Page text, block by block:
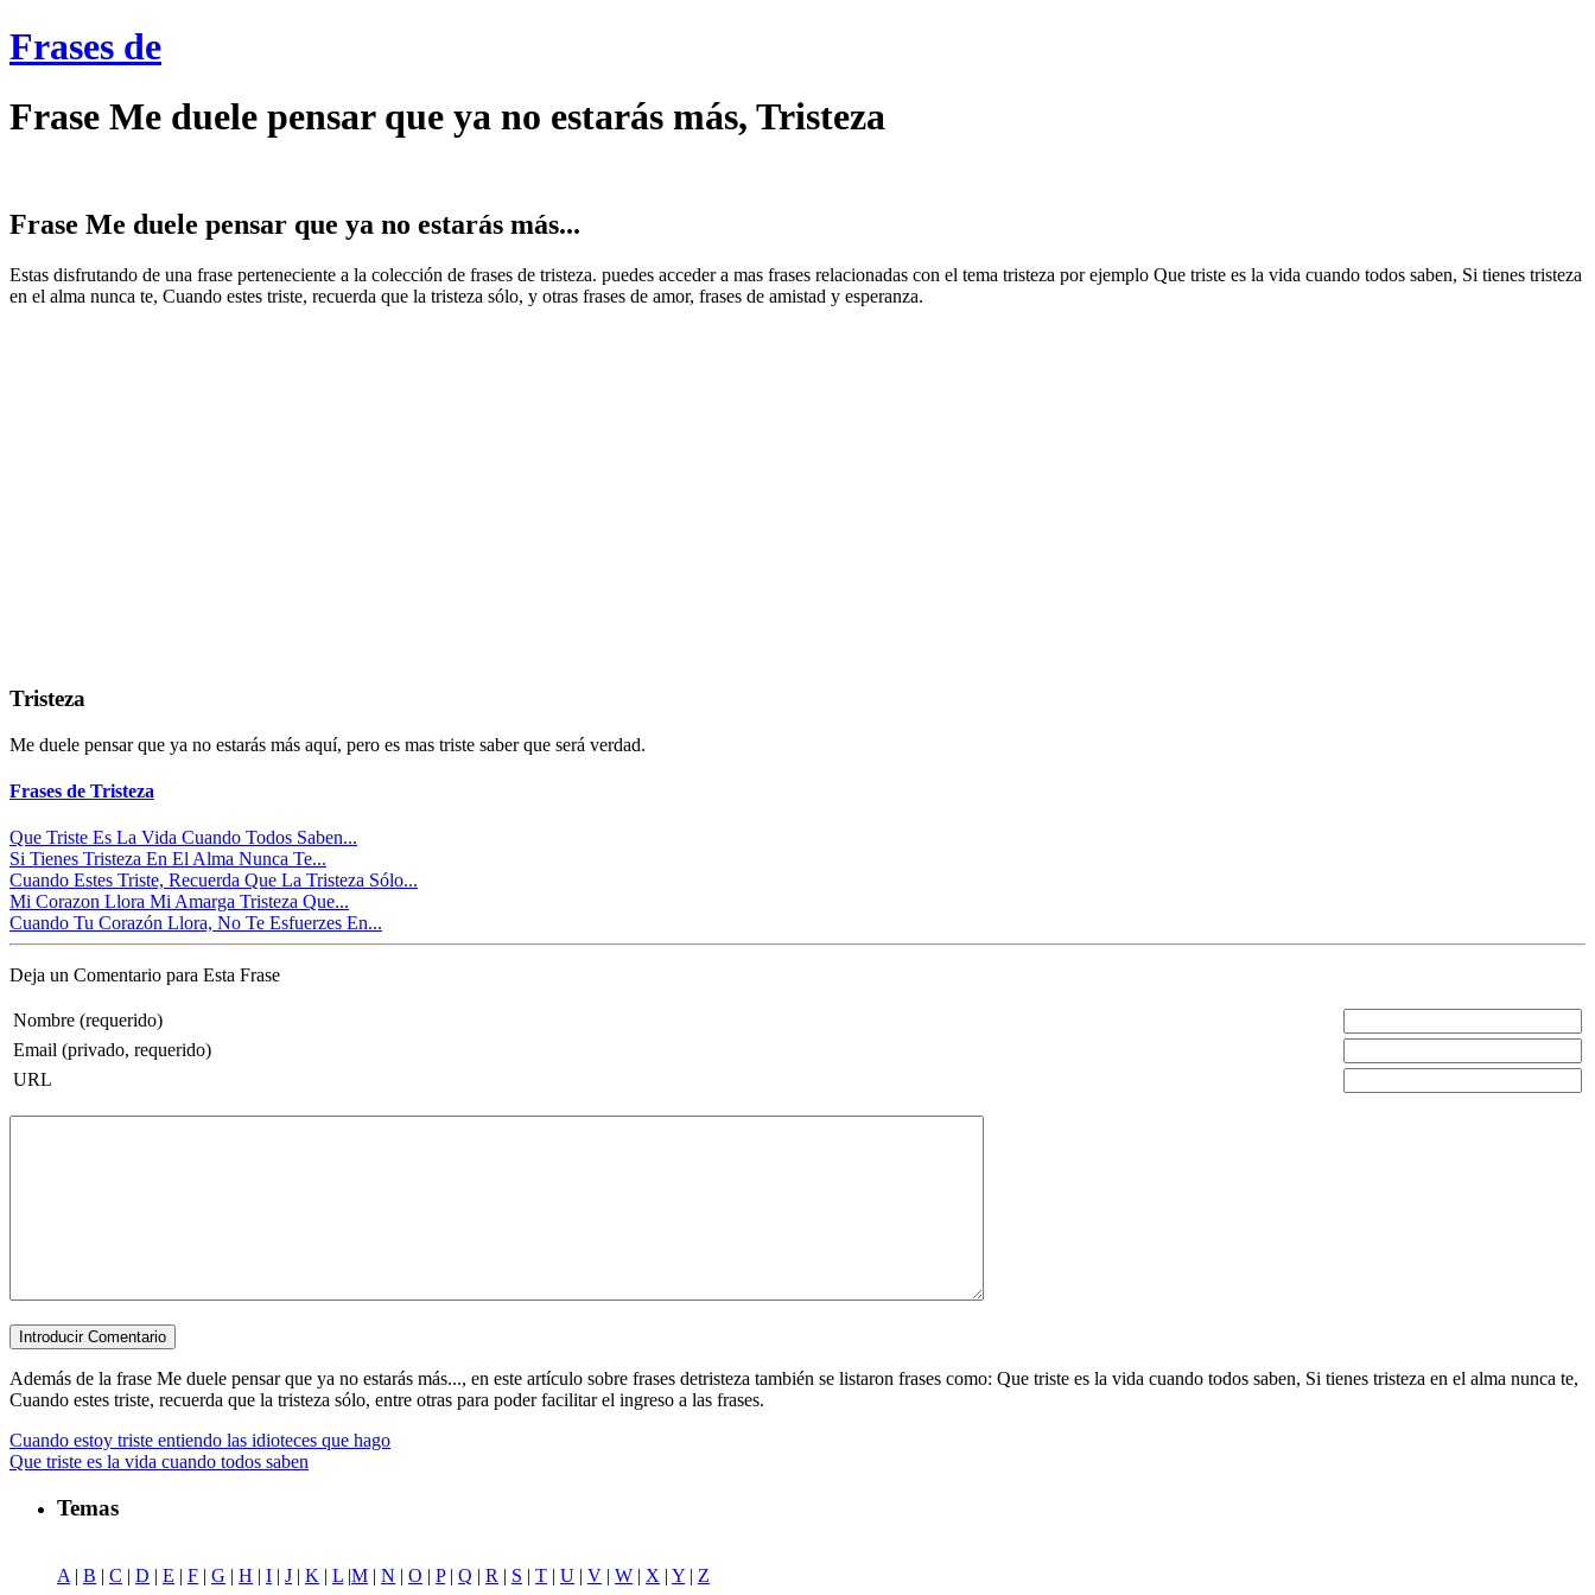
Frases de
Frase Me duele pensar que ya no estarás más, Tristeza
Frase Me duele pensar que ya no estarás más...
Estas disfrutando de una frase perteneciente a la colección de frases de tristeza. puedes acceder a mas frases relacionadas con el tema tristeza por ejemplo Que triste es la vida cuando todos saben, Si tienes tristeza
en el alma nunca te, Cuando estes triste, recuerda que la tristeza sólo, y otras frases de amor, frases de amistad y esperanza.
Tristeza
Me duele pensar que ya no estarás más aquí, pero es mas triste saber que será verdad.
Frases de Tristeza
Que Triste Es La Vida Cuando Todos Saben...
Si Tienes Tristeza En El Alma Nunca Te...
Cuando Estes Triste, Recuerda Que La Tristeza Sólo...
Mi Corazon Llora Mi Amarga Tristeza Que...
Cuando Tu Corazón Llora, No Te Esfuerzes En...
Deja un Comentario para Esta Frase
Nombre (requerido)
Email (privado, requerido)
URL
Además de la frase Me duele pensar que ya no estarás más..., en este artículo sobre frases detristeza también se listaron frases como: Que triste es la vida cuando todos saben, Si tienes tristeza en el alma nunca te,
Cuando estes triste, recuerda que la tristeza sólo, entre otras para poder facilitar el ingreso a las frases.
Cuando estoy triste entiendo las idioteces que hago
Que triste es la vida cuando todos saben
Temas
A | B | C | D | E | F | G | H | I | J | K | L |M | N | O | P| Q | R | S | T | U | V | W | X | Y | Z